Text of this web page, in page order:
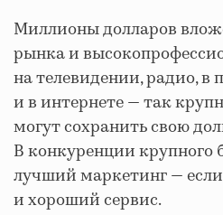
Миллионы долларов
рынка и
на телевидении, радио,
и в интернете — так
могут сохранить свою
В конкуренции крупного
лучший маркетинг —
и хороший сервис.